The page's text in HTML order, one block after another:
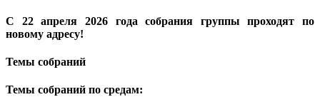
С 22 апреля 2026 года собрания группы проходят по
новому адресу!
Темы собраний
Темы собраний по средам: